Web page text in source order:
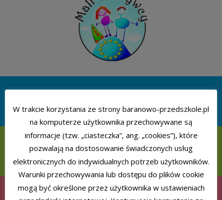
KALENDARZ IMPREZ
W trakcie korzystania ze strony baranowo-przedszkole.pl
na komputerze użytkownika przechowywane są
informacje (tzw. „ciasteczka”, ang. „cookies”), które
pozwalają na dostosowanie świadczonych usług
elektronicznych do indywidualnych potrzeb użytkowników.
Warunki przechowywania lub dostępu do plików cookie
mogą być określone przez użytkownika w ustawieniach